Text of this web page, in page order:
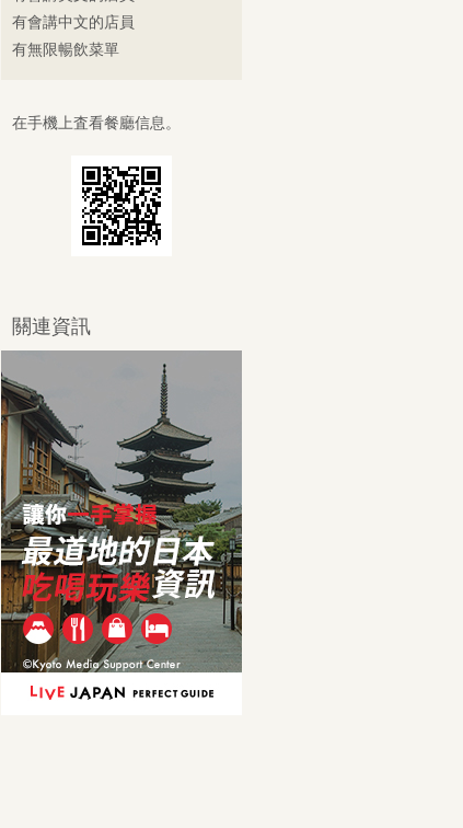
有會講中文的店員
有無限暢飲菜單
在手機上査看餐廳信息。
關連資訊